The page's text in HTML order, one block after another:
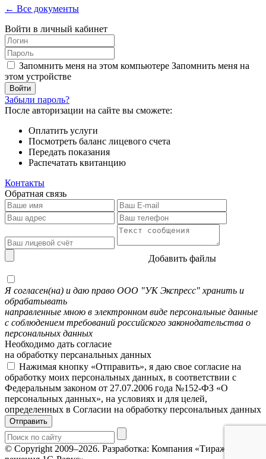
← Все документы
Войти в личный кабинет
Запомнить меня на этом компьютере Запомнить меня на
этом устройстве
Забыли пароль?
После авторизации на сайте вы сможете:
Оплатить услуги
Посмотреть баланс лицевого счета
Передать показания
Распечатать квитанцию
Контакты
Обратная связь
Добавить файлы
Я согласен(на) и даю право ООО "УК Экспресс" хранить и
обрабатывать
направленные мною в электронном виде персональные данные
с соблюдением требований российского законодательства о
персональных данных
Необходимо дать согласие
на обработку персанальных данных
Нажимая кнопку «Отправить», я даю свое согласие на
обработку моих персональных данных, в соответствии с
Федеральным законом от 27.07.2006 года №152-ФЗ «О
персональных данных», на условиях и для целей,
определенных в Согласии на обработку персональных данных
Отправить
© Copyright 2009–2026. Разработка: Компания «Тиражные